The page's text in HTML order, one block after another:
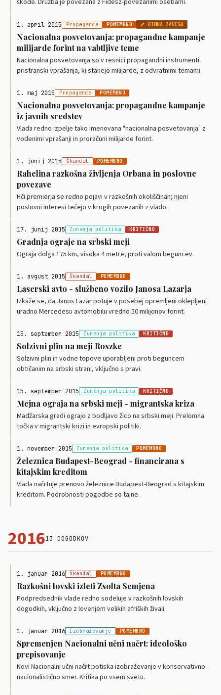
škode. Družba je povezana z Fidesz-povezanimi osebami.
1. april 2015 Propaganda POMEMBNO 🦴 DIMNA ZAVESA
Nacionalna posvetovanja: propagandne kampanje
milijarde forint na vabtljive teme
Nacionalna posvetovanja so v resnici propagandni instrumenti:
pristranski vprašanja, ki stanejo milijarde, z odvratnimi temami.
1. maj 2015 Propaganda POMEMBNO
Nacionalna posvetovanja: propagandne kampanje
iz javnih sredstev
Vlada redno izpelje tako imenovana "nacionalna posvetovanja" z
vodenimi vprašanji in proračuni milijarde forint.
1. junij 2015 Škandal POMEMBNO
Rahelina razkošna življenja Orbana in poslovne
povezave
Hči premierja se redno pojavi v razkošnih okoliščinah; njeni
poslovni interesi tečejo v krogih povezanih z vlado.
17. junij 2015 Zunanja politika KRITIČNO
Gradnja ograje na srbski meji
Ograja dolga 175 km, visoka 4 metre, proti valom beguncev.
1. avgust 2015 Škandal POMEMBNO
Laserski avto - službeno vozilo Janosa Lazarja
Izkaže se, da Janos Lazar potuje v posebej opremljeni oklepljeni
uradno Mercedesu avtomobilu vredno 50 milijonov forint.
15. september 2015 Zunanja politika KRITIČNO
Solzivni plin na meji Roszke
Solzivni plin in vodne topove uporabljeni proti beguncem
obtičanim na srbski strani, vključno s pravi.
15. september 2015 Zunanja politika KRITIČNO
Mejna ograja na srbski meji - migrantska kriza
Madžarska gradi ograjo z bodljavo žico na srbski meji. Prelomna
točka v migrantski krizi in evropski politiki.
1. november 2015 Zunanja politika POMEMBNO
Železnica Budapest-Beograd - financirana s
kitajskim kreditom
Vlada načrtuje prenovo železnice Budapest-Beograd s kitajskim
kreditom. Podrobnosti pogodbe so tajne.
201613 DOGODKOV
1. januar 2016 Škandal POMEMBNO
Razkošni lovski izleti Zsolta Semjena
Podpredsednik vlade redno sodeluje v razkošnih lovskih
dogodkih, vključno z lovenjem velikih afriških živali.
1. januar 2016 Izobraževanje POMEMBNO
Spremenjen Nacionalni učni načrt: ideološko
prepisovanje
Novi Nacionalni učni načrt potiska izobraževanje v konservativno-
nacionalistično smer. Kritika po vsem svetu.